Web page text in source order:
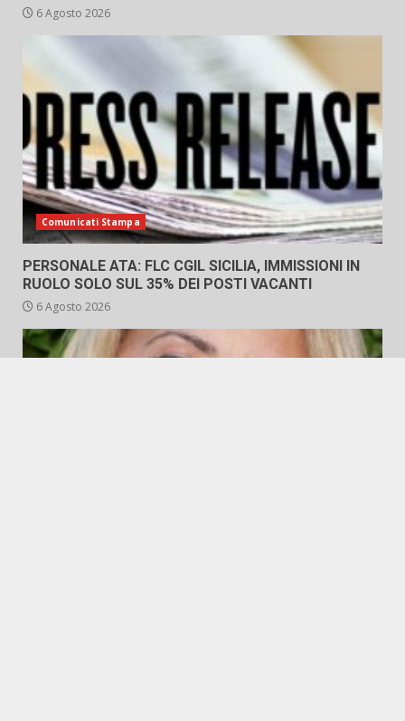
6 Agosto 2026
Comunicati Stampa
PERSONALE ATA: FLC CGIL SICILIA, IMMISSIONI IN
RUOLO SOLO SUL 35% DEI POSTI VACANTI
6 Agosto 2026